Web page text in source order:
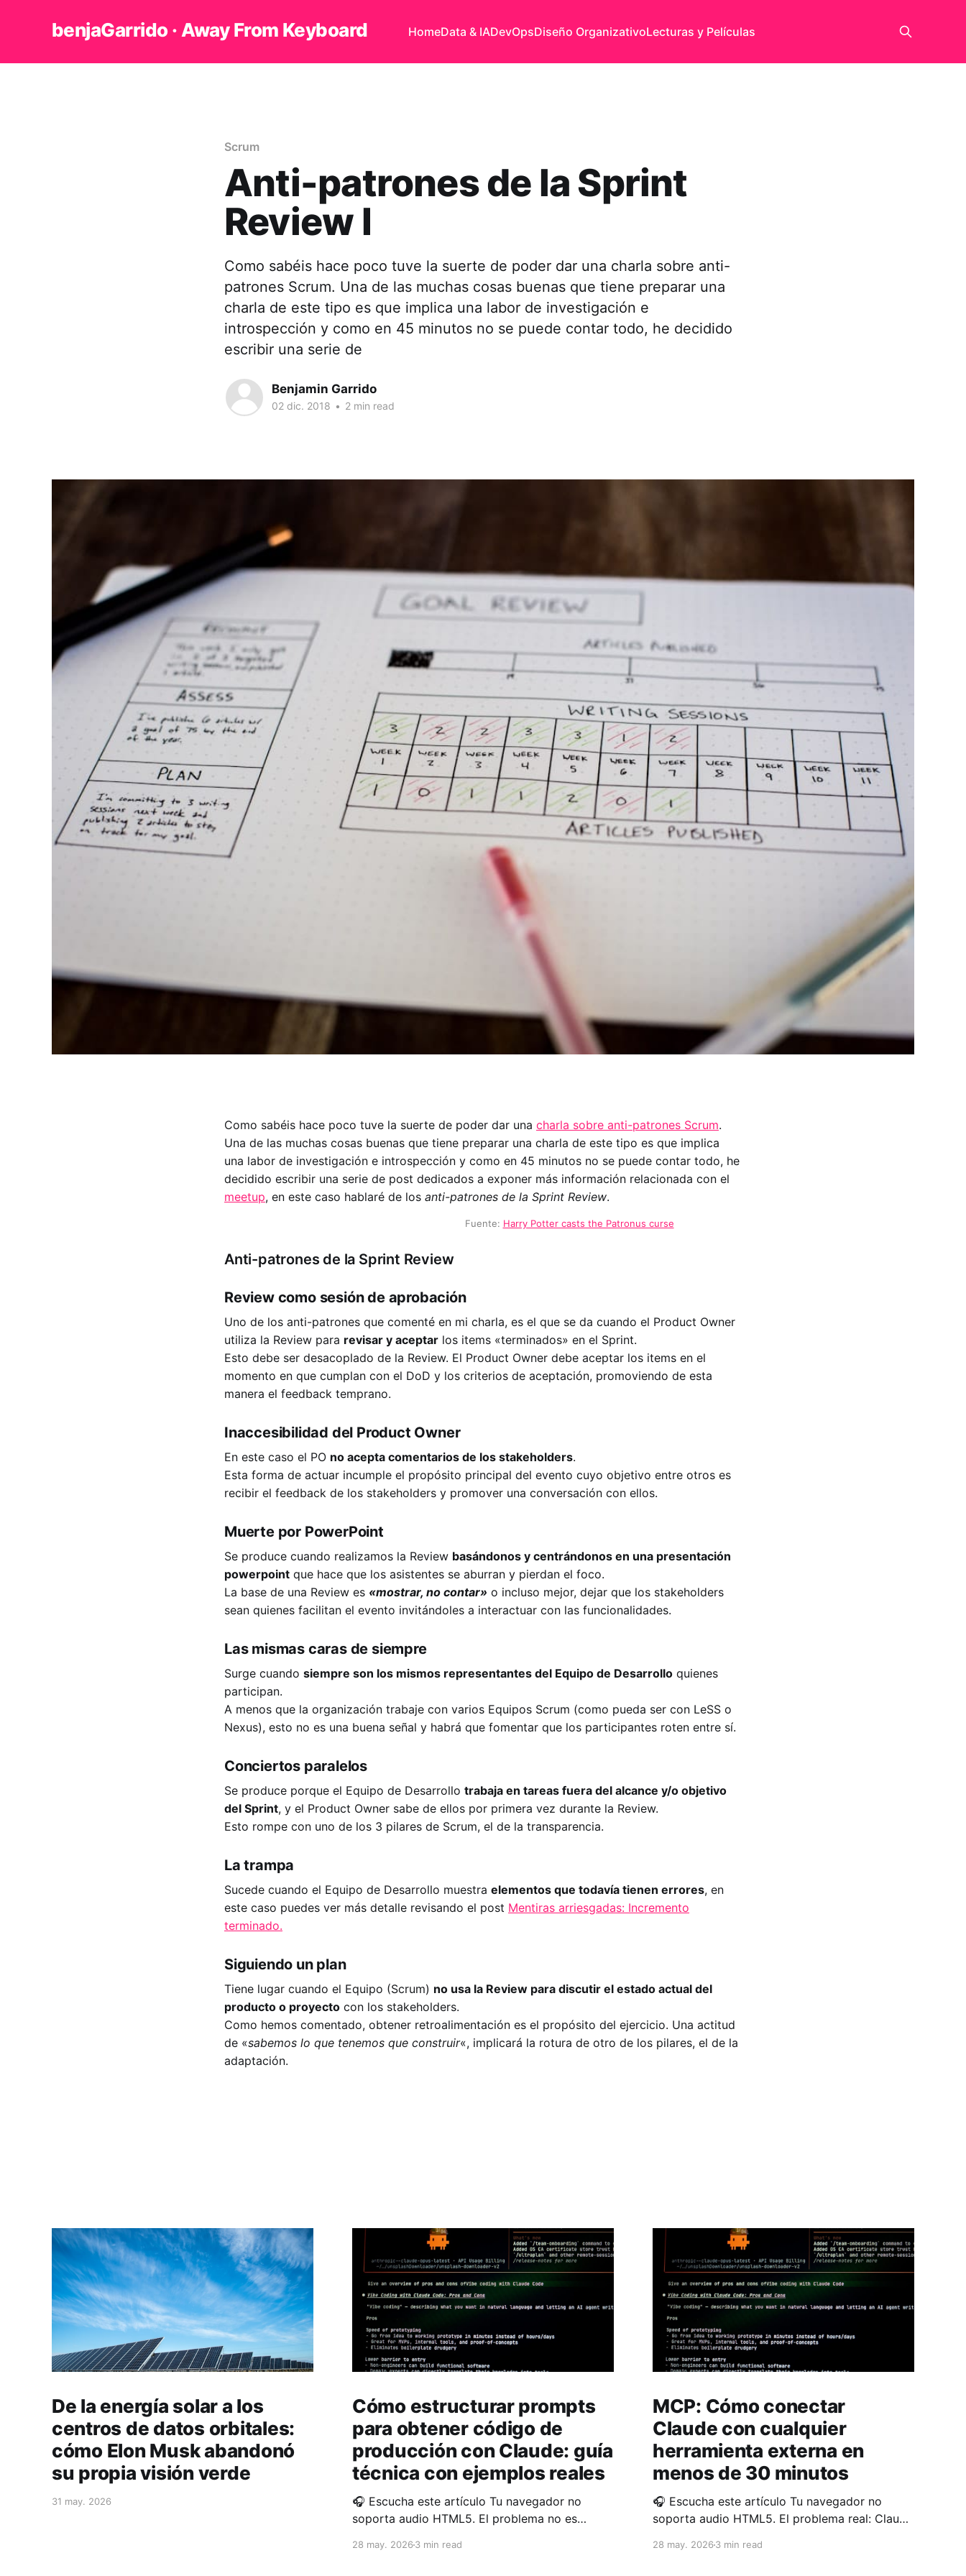
benjaGarrido · Away From Keyboard HomeData & IADevOpsDiseño OrganizativoLecturas y Películas
Scrum
Anti-patrones de la Sprint
Review I
Como sabéis hace poco tuve la suerte de poder dar una charla sobre anti-
patrones Scrum. Una de las muchas cosas buenas que tiene preparar una
charla de este tipo es que implica una labor de investigación e
introspección y como en 45 minutos no se puede contar todo, he decidido
escribir una serie de
Benjamin Garrido
02 dic. 2018 • 2 min read
Como sabéis hace poco tuve la suerte de poder dar una charla sobre anti-patrones Scrum.
Una de las muchas cosas buenas que tiene preparar una charla de este tipo es que implica
una labor de investigación e introspección y como en 45 minutos no se puede contar todo, he
decidido escribir una serie de post dedicados a exponer más información relacionada con el
meetup, en este caso hablaré de los anti-patrones de la Sprint Review.
Fuente: Harry Potter casts the Patronus curse
Anti-patrones de la Sprint Review
Review como sesión de aprobación
Uno de los anti-patrones que comenté en mi charla, es el que se da cuando el Product Owner
utiliza la Review para revisar y aceptar los items «terminados» en el Sprint.
Esto debe ser desacoplado de la Review. El Product Owner debe aceptar los items en el
momento en que cumplan con el DoD y los criterios de aceptación, promoviendo de esta
manera el feedback temprano.
Inaccesibilidad del Product Owner
En este caso el PO no acepta comentarios de los stakeholders.
Esta forma de actuar incumple el propósito principal del evento cuyo objetivo entre otros es
recibir el feedback de los stakeholders y promover una conversación con ellos.
Muerte por PowerPoint
Se produce cuando realizamos la Review basándonos y centrándonos en una presentación
powerpoint que hace que los asistentes se aburran y pierdan el foco.
La base de una Review es «mostrar, no contar» o incluso mejor, dejar que los stakeholders
sean quienes facilitan el evento invitándoles a interactuar con las funcionalidades.
Las mismas caras de siempre
Surge cuando siempre son los mismos representantes del Equipo de Desarrollo quienes
participan.
A menos que la organización trabaje con varios Equipos Scrum (como pueda ser con LeSS o
Nexus), esto no es una buena señal y habrá que fomentar que los participantes roten entre sí.
Conciertos paralelos
Se produce porque el Equipo de Desarrollo trabaja en tareas fuera del alcance y/o objetivo
del Sprint, y el Product Owner sabe de ellos por primera vez durante la Review.
Esto rompe con uno de los 3 pilares de Scrum, el de la transparencia.
La trampa
Sucede cuando el Equipo de Desarrollo muestra elementos que todavía tienen errores, en
este caso puedes ver más detalle revisando el post Mentiras arriesgadas: Incremento
terminado.
Siguiendo un plan
Tiene lugar cuando el Equipo (Scrum) no usa la Review para discutir el estado actual del
producto o proyecto con los stakeholders.
Como hemos comentado, obtener retroalimentación es el propósito del ejercicio. Una actitud
de «sabemos lo que tenemos que construir«, implicará la rotura de otro de los pilares, el de la
adaptación.
De la energía solar a los
centros de datos orbitales:
cómo Elon Musk abandonó
su propia visión verde
31 may. 2026
Cómo estructurar prompts
para obtener código de
producción con Claude: guía
técnica con ejemplos reales
🎧 Escucha este artículo Tu navegador no
soporta audio HTML5. El problema no es
Claude te devuelve código lleno de TODO, sin
28 may. 20263 min read
MCP: Cómo conectar
Claude con cualquier
herramienta externa en
menos de 30 minutos
🎧 Escucha este artículo Tu navegador no
soporta audio HTML5. El problema real: Claude
Tienes Claude funcionando. Está respondiendo
28 may. 20263 min read